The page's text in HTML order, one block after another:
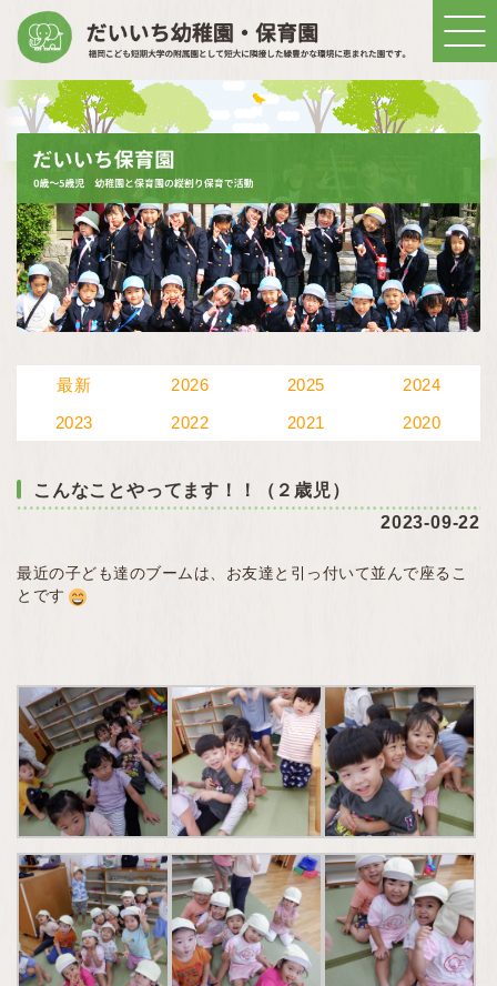
最新 2026 2025 2024
2023 2022 2021 2020
こんなことやってます！！（２歳児）
2023-09-22
最近の子ども達のブームは、お友達と引っ付いて並んで座るこ
とです